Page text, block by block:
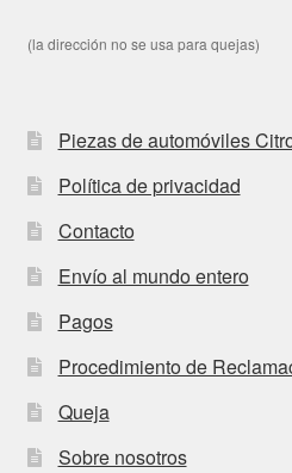
(la dirección no se usa para quejas)
Piezas de automóviles
Política de privacidad
Contacto
Envío al mundo entero
Pagos
Procedimiento de
Queja
Sobre nosotros